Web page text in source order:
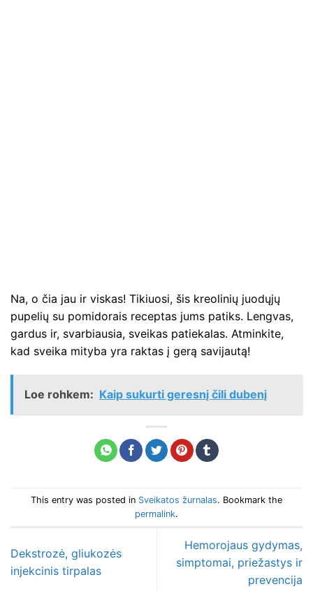
Na, o čia jau ir viskas! Tikiuosi, šis kreolinių juodųjų
pupelių su pomidorais receptas jums patiks. Lengvas,
gardus ir, svarbiausia, sveikas patiekalas. Atminkite,
kad sveika mityba yra raktas į gerą savijautą!
Loe rohkem: Kaip sukurti geresnį čili dubenį
This entry was posted in Sveikatos žurnalas. Bookmark the
permalink.
Dekstrozė, gliukozės
injekcinis tirpalas
Hemorojaus gydymas,
simptomai, priežastys ir
prevencija